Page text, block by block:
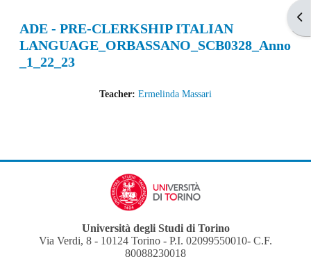
ADE - PRE-CLERKSHIP ITALIAN
LANGUAGE_ORBASSANO_SCB0328_Anno
_1_22_23
Teacher: Ermelinda Massari
Università degli Studi di Torino
Via Verdi, 8 - 10124 Torino - P.I. 02099550010- C.F.
80088230018